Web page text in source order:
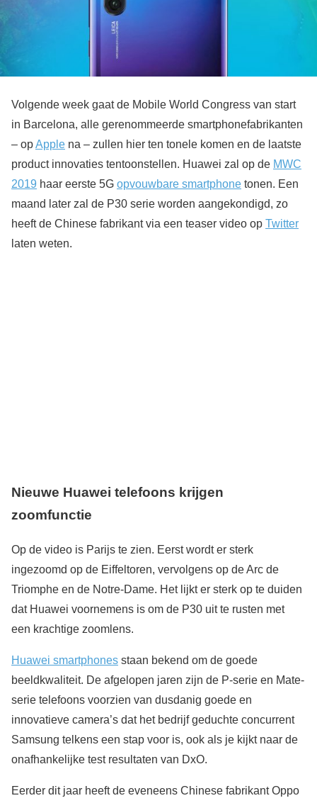
Volgende week gaat de Mobile World Congress van start
in Barcelona, alle gerenommeerde smartphonefabrikanten
– opApple na – zullen hier ten tonele komen en de laatste
product innovaties tentoonstellen. Huawei zal op de MWC
2019 haar eerste 5G opvouwbare smartphone tonen. Een
maand later zal de P30 serie worden aangekondigd, zo
heeft de Chinese fabrikant via een teaser video op Twitter
laten weten.
Nieuwe Huawei telefoons krijgen
zoomfunctie
Op de video is Parijs te zien. Eerst wordt er sterk
ingezoomd op de Eiffeltoren, vervolgens op de Arc de
Triomphe en de Notre-Dame. Het lijkt er sterk op te duiden
dat Huawei voornemens is om de P30 uit te rusten met
een krachtige zoomlens.
Huawei smartphones staan bekend om de goede
beeldkwaliteit. De afgelopen jaren zijn de P-serie en Mate-
serie telefoons voorzien van dusdanig goede en
innovatieve camera’s dat het bedrijf geduchte concurrent
Samsung telkens een stap voor is, ook als je kijkt naar de
onafhankelijke test resultaten van DxO.
Eerder dit jaar heeft de eveneens Chinese fabrikant Oppo